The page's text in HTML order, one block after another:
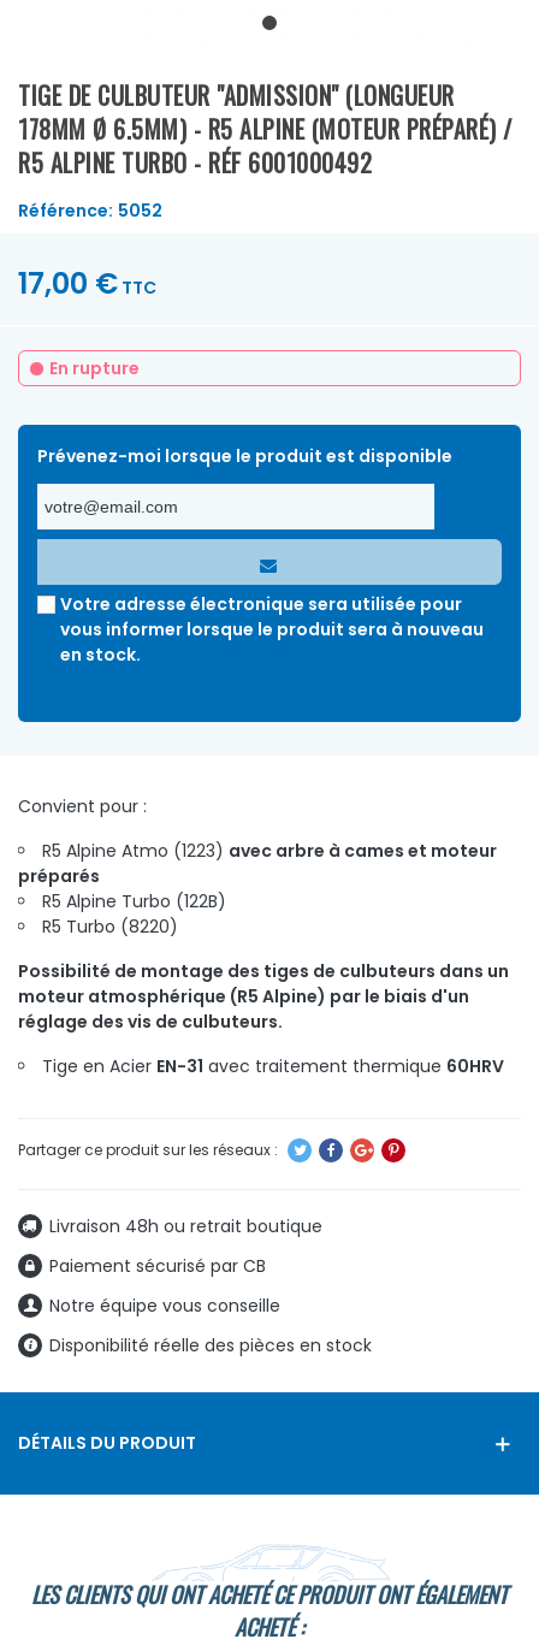
TIGE DE CULBUTEUR "ADMISSION" (LONGUEUR
178MM Ø 6.5MM) - R5 ALPINE (MOTEUR PRÉPARÉ) /
R5 ALPINE TURBO - RÉF 6001000492
Référence: 5052
Convient pour :
R5 Alpine Atmo (1223) avec arbre à cames et moteur
préparés
R5 Alpine Turbo (122B)
R5 Turbo (8220)
Possibilité de montage des tiges de culbuteurs dans un
moteur atmosphérique (R5 Alpine) par le biais d'un
réglage des vis de culbuteurs.
Tige en Acier EN-31 avec traitement thermique 60HRV
Livraison 48h ou retrait boutique
Paiement sécurisé par CB
Notre équipe vous conseille
Disponibilité réelle des pièces en stock
17,00 € TTC
En rupture
Prévenez-moi lorsque le produit est disponible
Votre adresse électronique sera utilisée pour
vous informer lorsque le produit sera à nouveau
en stock.
DÉTAILS DU PRODUIT
LES CLIENTS QUI ONT ACHETÉ CE PRODUIT ONT ÉGALEMENT
ACHETÉ :